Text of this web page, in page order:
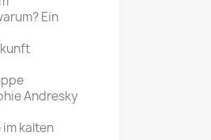
Ein
Andresky
kalten